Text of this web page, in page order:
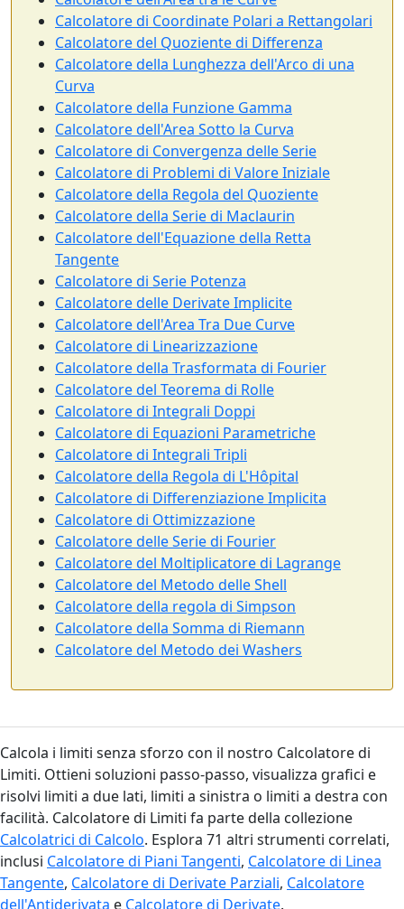
Calcolatore di Coordinate Polari a Rettangolari
Calcolatore del Quoziente di Differenza
Calcolatore della Lunghezza dell'Arco di una
Curva
Calcolatore della Funzione Gamma
Calcolatore dell'Area Sotto la Curva
Calcolatore di Convergenza delle Serie
Calcolatore di Problemi di Valore Iniziale
Calcolatore della Regola del Quoziente
Calcolatore della Serie di Maclaurin
Calcolatore dell'Equazione della Retta
Tangente
Calcolatore di Serie Potenza
Calcolatore delle Derivate Implicite
Calcolatore dell'Area Tra Due Curve
Calcolatore di Linearizzazione
Calcolatore della Trasformata di Fourier
Calcolatore del Teorema di Rolle
Calcolatore di Integrali Doppi
Calcolatore di Equazioni Parametriche
Calcolatore di Integrali Tripli
Calcolatore della Regola di L'Hôpital
Calcolatore di Differenziazione Implicita
Calcolatore di Ottimizzazione
Calcolatore delle Serie di Fourier
Calcolatore del Moltiplicatore di Lagrange
Calcolatore del Metodo delle Shell
Calcolatore della regola di Simpson
Calcolatore della Somma di Riemann
Calcolatore del Metodo dei Washers
Calcola i limiti senza sforzo con il nostro Calcolatore di
Limiti. Ottieni soluzioni passo-passo, visualizza grafici e
risolvi limiti a due lati, limiti a sinistra o limiti a destra con
facilità. Calcolatore di Limiti fa parte della collezione
Calcolatrici di Calcolo. Esplora 71 altri strumenti correlati,
inclusi Calcolatore di Piani Tangenti, Calcolatore di Linea
Tangente, Calcolatore di Derivate Parziali, Calcolatore
dell'Antiderivata e Calcolatore di Derivate.